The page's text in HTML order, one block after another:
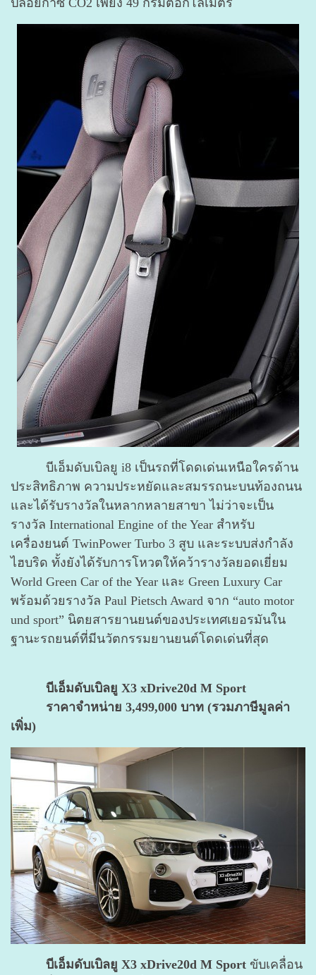
ปล่อยก๊าซ CO2 เพียง 49 กรัมต่อกิโลเมตร
บีเอ็มดับเบิลยู i8 เป็นรถที่โดดเด่นเหนือใครด้าน
ประสิทธิภาพ ความประหยัดและสมรรถนะบนท้องถนน
และได้รับรางวัลในหลากหลายสาขา ไม่ว่าจะเป็น
รางวัล International Engine of the Year สำหรับ
เครื่องยนต์ TwinPower Turbo 3 สูบ และระบบส่งกำลัง
ไฮบริด ทั้งยังได้รับการโหวตให้คว้ารางวัลยอดเยี่ยม
World Green Car of the Year และ Green Luxury Car
พร้อมด้วยรางวัล Paul Pietsch Award จาก “auto motor
und sport” นิตยสารยานยนต์ของประเทศเยอรมันใน
ฐานะรถยนต์ที่มีนวัตกรรมยานยนต์โดดเด่นที่สุด
บีเอ็มดับเบิลยู X3 xDrive20d M Sport
ราคาจำหน่าย 3,499,000 บาท (รวมภาษีมูลค่า
เพิ่ม)
บีเอ็มดับเบิลยู X3 xDrive20d M Sport ขับเคลื่อน